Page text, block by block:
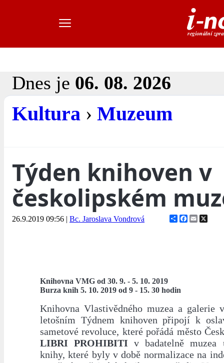
Dnes je 06. 08. 2026
Kultura › Muzeum
Týden knihoven v
českolipském
26.9.2019 09:56 | Bc. Jaroslava Vondrová ShareFacebook
Email
Knihovna VMG od 30. 9. - 5. 10. 2019
Burza knih 5. 10. 2019 od 9 - 15. 30 hodin
Knihovna Vlastivědného muzea a galerie
letošním Týdnem knihoven připojí k
sametové revoluce, které pořádá město
LIBRI PROHIBITI v badatelně muzea
knihy, které byly v době normalizace na